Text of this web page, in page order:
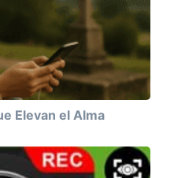
Elevan el Alma